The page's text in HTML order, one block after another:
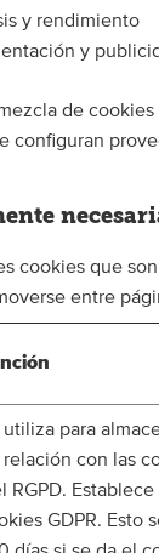
y rendimiento
y
de
configuran
cookies que
entre
utiliza para
relación con las
RGPD.
GDPR. Esto